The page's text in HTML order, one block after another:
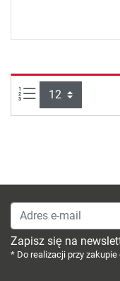
Ilości produktów
Adres e-mail
Zapisz się na
* Do realizacji przy zakupie